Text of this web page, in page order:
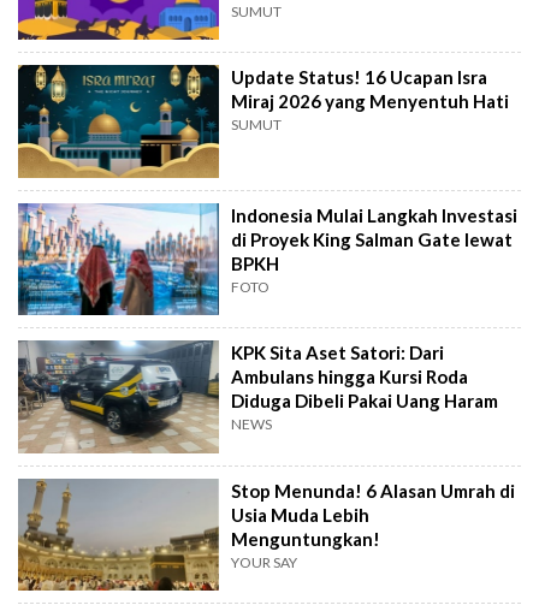
SUMUT
Update Status! 16 Ucapan Isra
Miraj 2026 yang Menyentuh Hati
SUMUT
Indonesia Mulai Langkah Investasi
di Proyek King Salman Gate lewat
BPKH
FOTO
KPK Sita Aset Satori: Dari
Ambulans hingga Kursi Roda
Diduga Dibeli Pakai Uang Haram
NEWS
Stop Menunda! 6 Alasan Umrah di
Usia Muda Lebih
Menguntungkan!
YOUR SAY